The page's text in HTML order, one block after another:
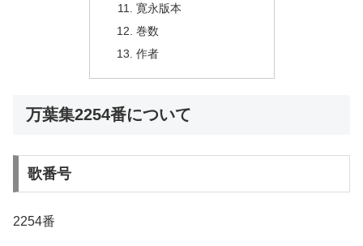
寛永版本
巻数
作者
万葉集2254番について
歌番号
2254番